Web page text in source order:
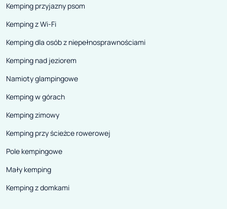
Kemping przyjazny psom
Kemping z Wi-Fi
Kemping dla osób z niepełnosprawnościami
Kemping nad jeziorem
Namioty glampingowe
Kemping w górach
Kemping zimowy
Kemping przy ścieżce rowerowej
Pole kempingowe
Mały kemping
Kemping z domkami